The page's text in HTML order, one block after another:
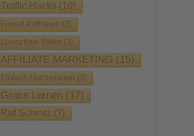
Traffic Hacks (10)
Funnel Aufbauen (3)
Lizenzfreie Bilder(3)
AFFILIATE MARKETING (15)
Einfach Durchstarten (3)
Gratis Lernen (17)
Ralf Schmitz (7)